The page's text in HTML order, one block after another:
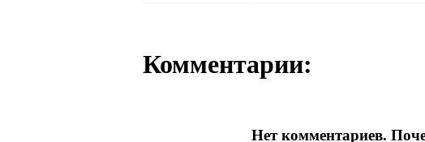
Комментарии:
Нет комментариев.